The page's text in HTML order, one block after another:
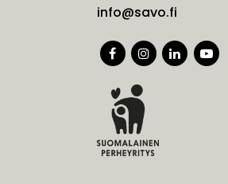
info@savo.fi